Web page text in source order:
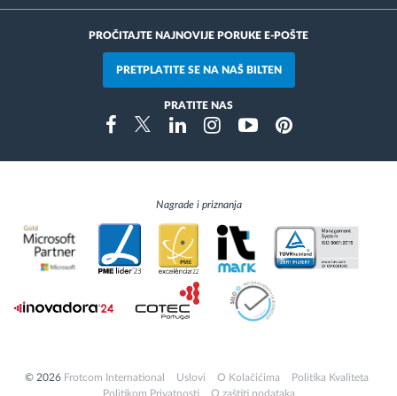
PROČITAJTE NAJNOVIJE PORUKE E-POŠTE
PRETPLATITE SE NA NAŠ BILTEN
PRATITE NAS
FacebookTwitterLinkedinInstragramYoutubePinterest
Nagrade i priznanja
© 2026 Frotcom International Uslovi O Kolačićima
Politika Kvaliteta
Politikom Privatnosti
O zaštiti podataka